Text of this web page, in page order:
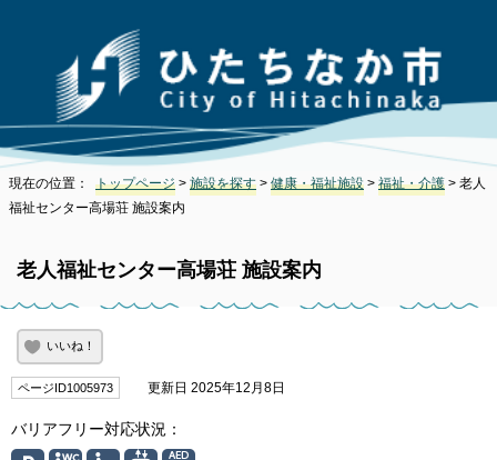
現在の位置： トップページ > 施設を探す > 健康・福祉施設 > 福祉・介護 > 老人
福祉センター高場荘 施設案内
老人福祉センター高場荘 施設案内
いいね！
ページID1005973 更新日 2025年12月8日
バリアフリー対応状況：